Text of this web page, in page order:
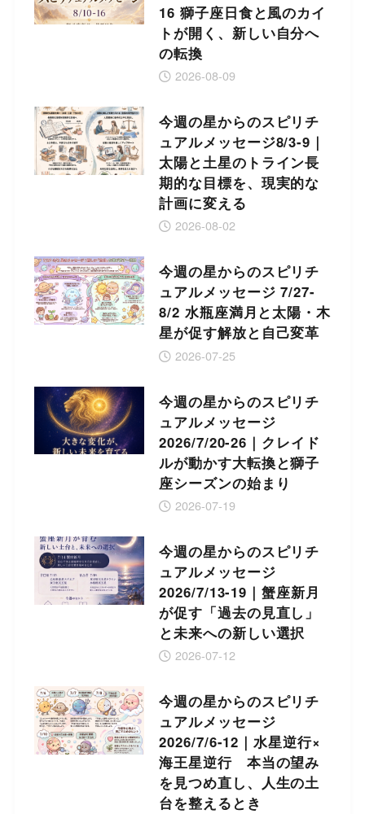
16 獅子座日食と風のカイ
トが開く、新しい自分へ
の転換
2026-08-09
今週の星からのスピリチ
ュアルメッセージ8/3-9｜
太陽と土星のトライン長
期的な目標を、現実的な
計画に変える
2026-08-02
今週の星からのスピリチ
ュアルメッセージ 7/27-
8/2 水瓶座満月と太陽・木
星が促す解放と自己変革
2026-07-25
今週の星からのスピリチ
ュアルメッセージ
2026/7/20-26｜クレイド
ルが動かす大転換と獅子
座シーズンの始まり
2026-07-19
今週の星からのスピリチ
ュアルメッセージ
2026/7/13-19｜蟹座新月
が促す「過去の見直し」
と未来への新しい選択
2026-07-12
今週の星からのスピリチ
ュアルメッセージ
2026/7/6-12｜水星逆行×
海王星逆行 本当の望み
を見つめ直し、人生の土
台を整えるとき